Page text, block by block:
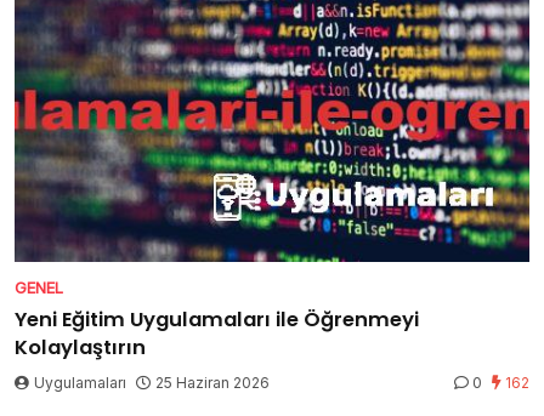
GENEL
Yeni Eğitim Uygulamaları ile Öğrenmeyi
Kolaylaştırın
Uygulamaları 25 Haziran 2026 0 162